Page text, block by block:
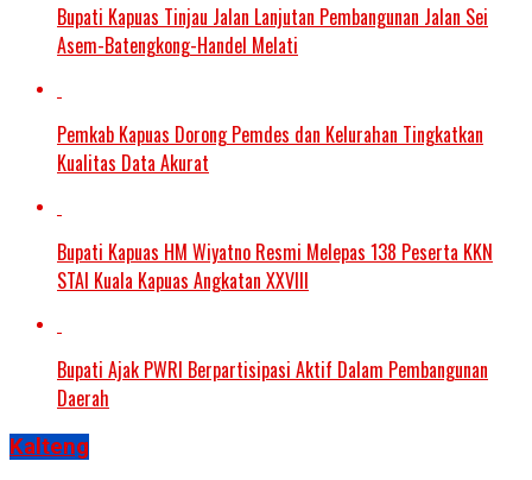
Bupati Kapuas Tinjau Jalan Lanjutan Pembangunan Jalan Sei
Asem-Batengkong-Handel Melati
Pemkab Kapuas Dorong Pemdes dan Kelurahan Tingkatkan
Kualitas Data Akurat
Bupati Kapuas HM Wiyatno Resmi Melepas 138 Peserta KKN
STAI Kuala Kapuas Angkatan XXVIII
Bupati Ajak PWRI Berpartisipasi Aktif Dalam Pembangunan
Daerah
Kalteng